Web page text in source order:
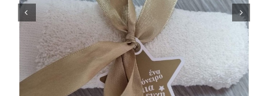
Επικοινωνία
Εισφορές